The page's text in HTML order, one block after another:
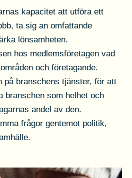
kapacitet att utföra ett
ta sig an omfattande
lönsamheten.
hos medlemsföretagen vad
och företagande.
på branschens tjänster, för att
branschen som helhet och
andel av den.
frågor gentemot politik,